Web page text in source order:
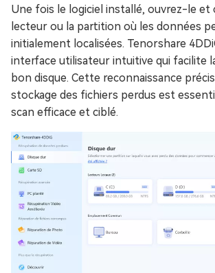
Une fois le logiciel installé, ouvrez-le et
lecteur ou la partition où les données
initialement localisées. Tenorshare
interface utilisateur intuitive qui facilite
bon disque. Cette reconnaissance
stockage des fichiers perdus est
scan efficace et ciblé.